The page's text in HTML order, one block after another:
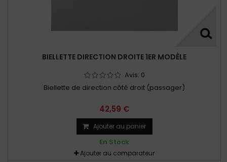
BIELLETTE DIRECTION DROITE 1ER MODÈLE
Avis: 0
Biellette de direction côté droit (passager)
42,59 €
Ajouter au panier
En Stock
Ajouter au comparateur